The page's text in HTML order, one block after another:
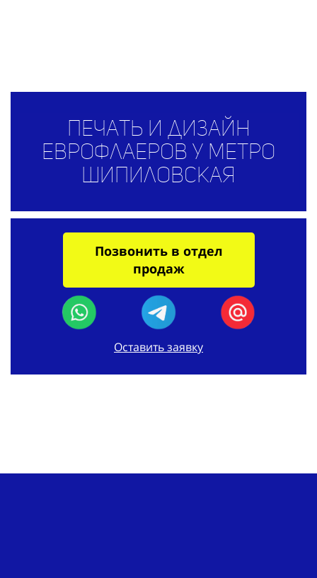
Печать и дизайн
еврофлаеров у метро
Шипиловская
Позвонить в отдел
продаж
Оставить заявку